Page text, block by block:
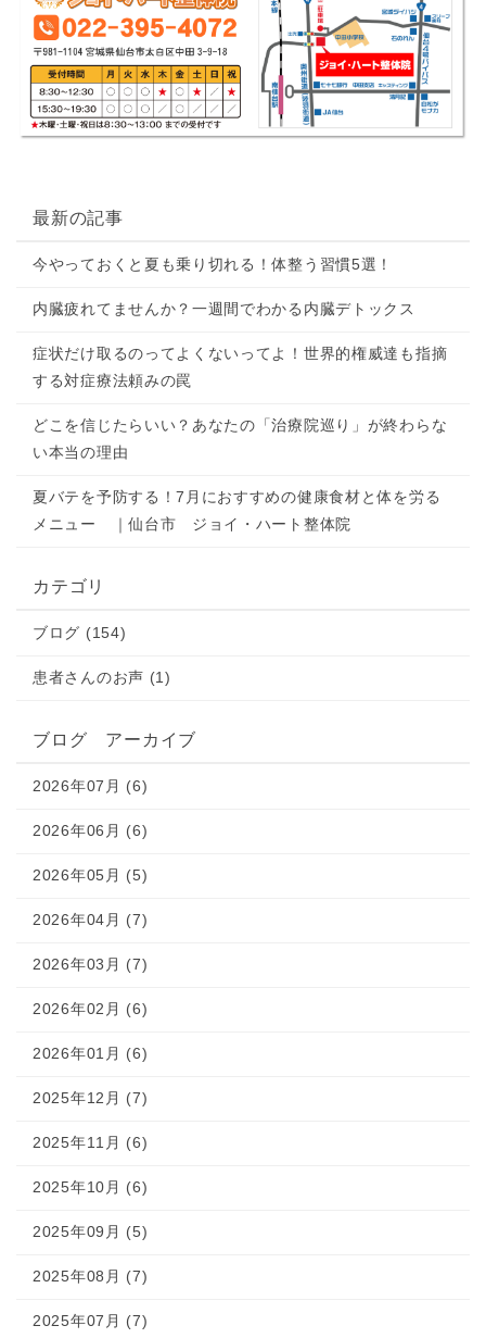
最新の記事
今やっておくと夏も乗り切れる！体整う習慣5選！
内臓疲れてませんか？一週間でわかる内臓デトックス
症状だけ取るのってよくないってよ！世界的権威達も指摘
する対症療法頼みの罠
どこを信じたらいい？あなたの「治療院巡り」が終わらな
い本当の理由
夏バテを予防する！7月におすすめの健康食材と体を労る
メニュー ｜仙台市 ジョイ・ハート整体院
カテゴリ
ブログ (154)
患者さんのお声 (1)
ブログ アーカイブ
2026年07月 (6)
2026年06月 (6)
2026年05月 (5)
2026年04月 (7)
2026年03月 (7)
2026年02月 (6)
2026年01月 (6)
2025年12月 (7)
2025年11月 (6)
2025年10月 (6)
2025年09月 (5)
2025年08月 (7)
2025年07月 (7)